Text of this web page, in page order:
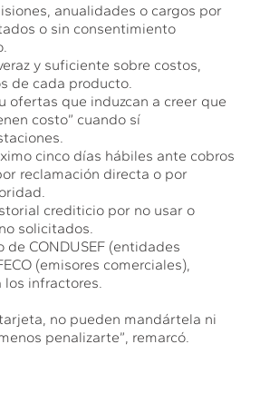
anualidades o cargos por
o sin consentimiento
y suficiente sobre costos,
de cada producto.
ofertas que induzcan a creer que
costo” cuando sí
cinco días hábiles ante cobros
reclamación directa o por
crediticio por no usar o
solicitados.
de CONDUSEF (entidades
(emisores comerciales),
los infractores.
no pueden mandártela ni
penalizarte”, remarcó.